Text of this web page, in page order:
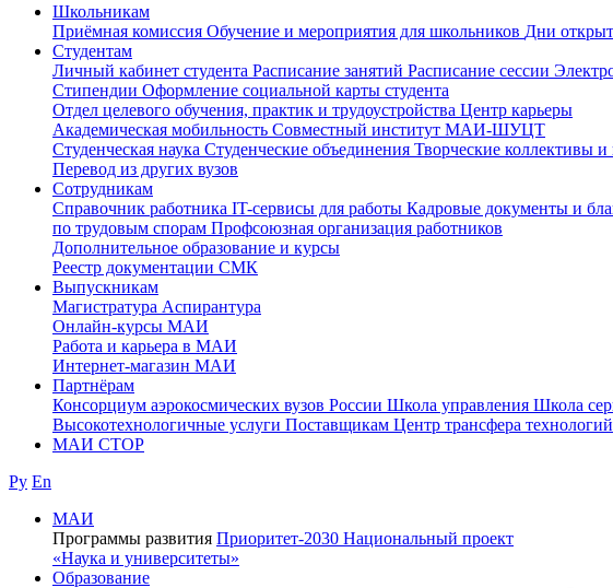
Школьникам
Приёмная комиссия Обучение и мероприятия для школьников Дни
Студентам
Личный кабинет студента Расписание занятий Расписание сессии
Стипендии Оформление социальной карты студента
Отдел целевого обучения, практик и трудоустройства Центр карьеры
Академическая мобильность Совместный институт МАИ-ШУЦТ
Студенческая наука Студенческие объединения Творческие коллективы
Перевод из других вузов
Сотрудникам
Cправочник работника IT-сервисы для работы Кадровые документы и
по трудовым спорам Профсоюзная организация работников
Дополнительное образование и курсы
Реестр документации СМК
Выпускникам
Магистратура Аспирантура
Онлайн-курсы МАИ
Работа и карьера в МАИ
Интернет-магазин МАИ
Партнёрам
Консорциум аэрокосмических вузов России Школа управления Школа
Высокотехнологичные услуги Поставщикам Центр трансфера технологий
МАИ СТОР
Ру En
МАИ
Программы развития Приоритет-2030 Национальный проект
«Наука и университеты»
Образование